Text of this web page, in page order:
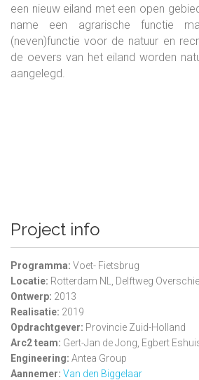
een nieuw eiland met een open
name een agrarische functie
(neven)functie voor de natuur en
de oevers van het eiland worden
aangelegd.
Project info
Programma: Voet- Fietsbrug
Locatie: Rotterdam NL, Delftweg Overschie
Ontwerp: 2013
Realisatie: 2019
Opdrachtgever: Provincie Zuid-Holland
Arc2 team: Gert-Jan de Jong, Egbert
Engineering: Antea Group
Aannemer: Van den Biggelaar